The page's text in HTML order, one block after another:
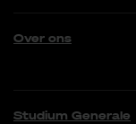
Over ons
Studium Generale